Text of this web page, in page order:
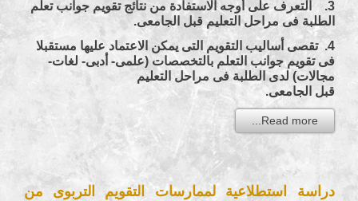
3. التعرف على أوجه الاستفادة من نتائج تقويم جوانب تعلم
الطلبة فى مراحل التعليم قبل الجامعى.
4. تقصى أساليب التقويم التى يمكن الاعتماد عليها مستقبلا
فى تقويم جوانب التعلم بالتخصصات (علمى- أدبى- لغات-
مجالات) لدى الطلبة فى مراحل التعليم
قبل الجامعى.
Read more...
دراسة استطلاعية لممارسات التقويم التربوى من